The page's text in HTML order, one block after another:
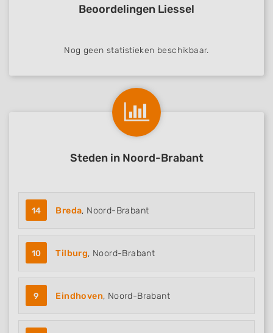
Beoordelingen Liessel
Nog geen statistieken beschikbaar.
Steden in Noord-Brabant
14 Breda, Noord-Brabant
10 Tilburg, Noord-Brabant
9 Eindhoven, Noord-Brabant